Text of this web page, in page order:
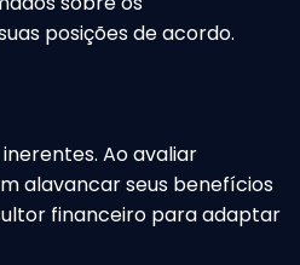
posições de acordo.
Ao avaliar
alavancar seus benefícios
financeiro para adaptar